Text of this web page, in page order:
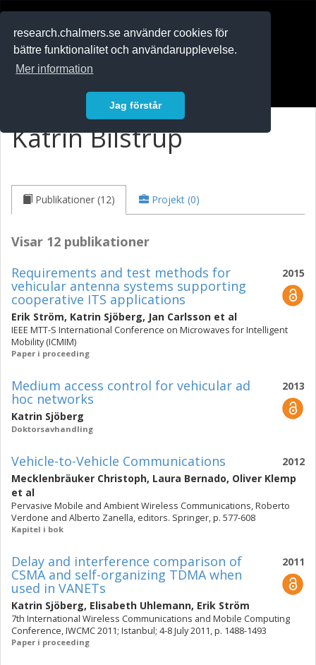
research.chalmers.se använder cookies för
bättre funktionalitet och användarupplevelse.
Mer information
Jag förstår
Katrin Bilstrup
Publikationer (12) Projekt (0)
Visar 12 publikationer
2015
Requirements and test methods for
vehicular antenna systems supporting
cooperative ITS applications
Erik Ström, Katrin Sjöberg, Jan Carlsson et al
IEEE MTT-S International Conference on Microwaves for Intelligent
Mobility (ICMIM)
Paper i proceeding
2013
Medium access control for vehicular ad
hoc networks
Katrin Sjöberg
Doktorsavhandling
2012
Vehicle-to-Vehicle Communications
Mecklenbräuker Christoph, Laura Bernado, Oliver Klemp
et al
Pervasive Mobile and Ambient Wireless Communications, Roberto
Verdone and Alberto Zanella, editors. Springer, p. 577-608
Kapitel i bok
2011
Delay and interference comparison of
CSMA and self-organizing TDMA when
used in VANETs
Katrin Sjöberg, Elisabeth Uhlemann, Erik Ström
7th International Wireless Communications and Mobile Computing
Conference, IWCMC 2011; Istanbul; 4-8 July 2011, p. 1488-1493
Paper i proceeding